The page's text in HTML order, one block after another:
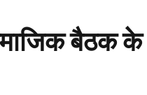
बैठक